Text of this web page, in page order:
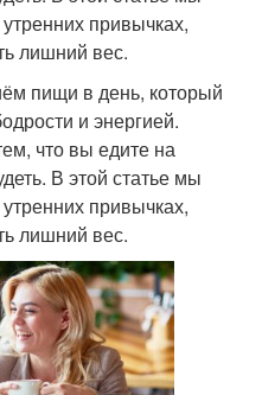
привычках,
лишний вес.
пищи в день, который
и энергией.
что вы едите на
В этой статье мы
привычках,
лишний вес.